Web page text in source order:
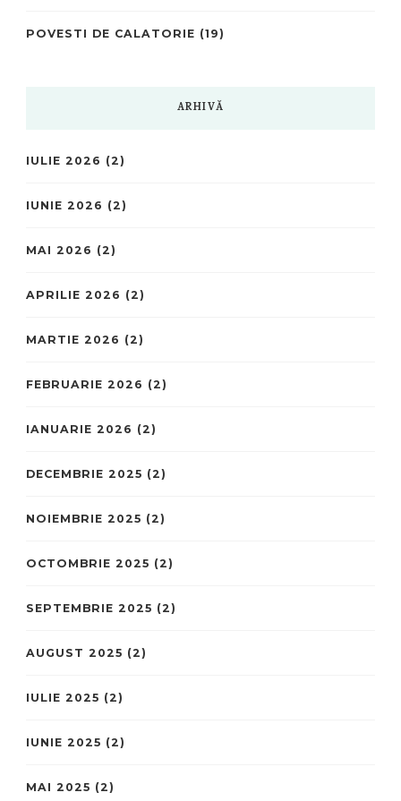
POVESTI DE CALATORIE (19)
ARHIVĂ
IULIE 2026 (2)
IUNIE 2026 (2)
MAI 2026 (2)
APRILIE 2026 (2)
MARTIE 2026 (2)
FEBRUARIE 2026 (2)
IANUARIE 2026 (2)
DECEMBRIE 2025 (2)
NOIEMBRIE 2025 (2)
OCTOMBRIE 2025 (2)
SEPTEMBRIE 2025 (2)
AUGUST 2025 (2)
IULIE 2025 (2)
IUNIE 2025 (2)
MAI 2025 (2)